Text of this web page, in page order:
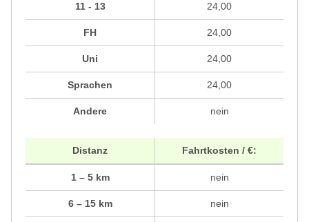
11 - 13
FH
Uni
Sprachen
Andere
24,00
24,00
24,00
24,00
nein
Distanz
1 – 5 km
6 – 15 km
Fahrtkosten / €:
nein
nein